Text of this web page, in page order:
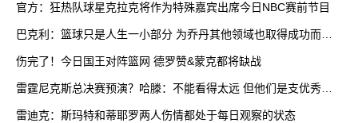
官方：狂热队球星克拉克将作为特殊嘉宾出席今日NBC赛前节目
巴克利：篮球只是人生一小部分 为乔丹其他领域也取得成功而自
伤完了！今日国王对阵篮网 德罗赞&蒙克都将缺战
雷霆尼克斯总决赛预演？哈滕：不能看得太远 但他们是支优秀球
雷迪克：斯玛特和蒂耶罗两人伤情都处于每日观察的状态